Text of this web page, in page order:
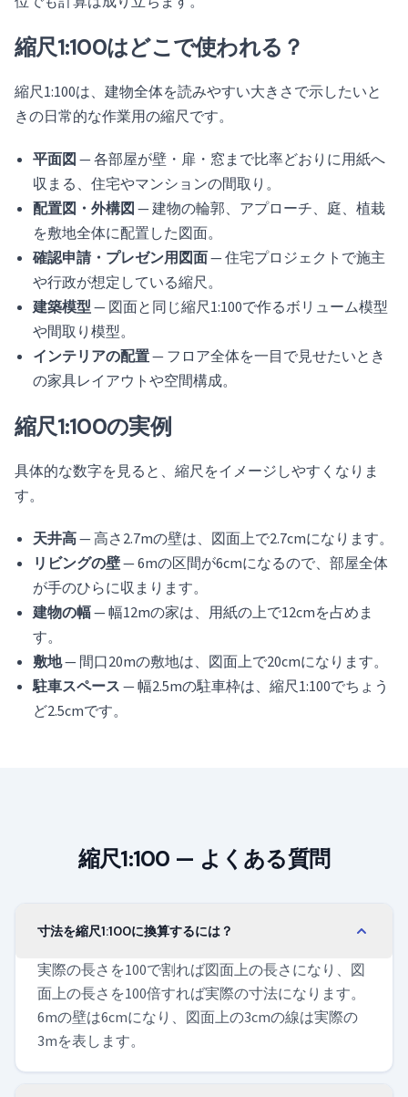
縮尺1:100はどこで使われる？
縮尺1:100は、建物全体を読みやすい大きさで示したいと
きの日常的な作業用の縮尺です。
平面図 — 各部屋が壁・扉・窓まで比率どおりに用紙へ
収まる、住宅やマンションの間取り。
配置図・外構図 — 建物の輪郭、アプローチ、庭、植栽
を敷地全体に配置した図面。
確認申請・プレゼン用図面— 住宅プロジェクトで施主
や行政が想定している縮尺。
建築模型— 図面と同じ縮尺1:100で作るボリューム模型
や間取り模型。
インテリアの配置— フロア全体を一目で見せたいとき
の家具レイアウトや空間構成。
縮尺1:100の実例
具体的な数字を見ると、縮尺をイメージしやすくなりま
す。
天井高— 高さ2.7mの壁は、図面上で2.7cmになります。
リビングの壁— 6mの区間が6cmになるので、部屋全体
が手のひらに収まります。
建物の幅— 幅12mの家は、用紙の上で12cmを占めま
す。
敷地— 間口20mの敷地は、図面上で20cmになります。
駐車スペース— 幅2.5mの駐車枠は、縮尺1:100でちょう
ど2.5cmです。
縮尺1:100 — よくある質問
寸法を縮尺1:100に換算するには？
実際の長さを100で割れば図面上の長さになり、図
面上の長さを100倍すれば実際の寸法になります。
6mの壁は6cmになり、図面上の3cmの線は実際の
3mを表します。